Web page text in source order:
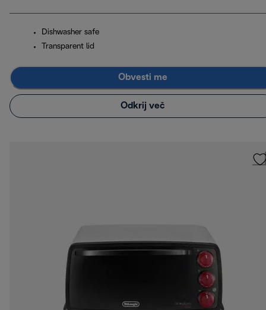
Dishwasher safe
Transparent lid
Obvesti me
Odkrij več